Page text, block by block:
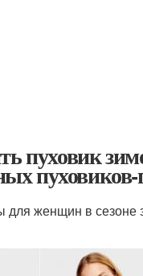
пуховик
для женщин в